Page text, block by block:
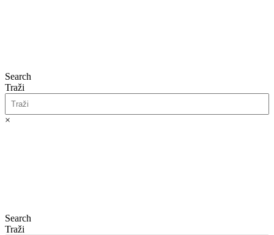
Search
Traži
×
Search
Traži